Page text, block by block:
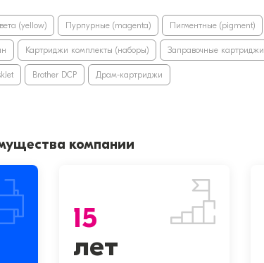
(yellow) Пурпурные (magenta) Пигментные (pigment)
Картриджи комплекты (наборы) Заправочные картриджи
Brother DCP Драм-картриджи
компании
15
лет